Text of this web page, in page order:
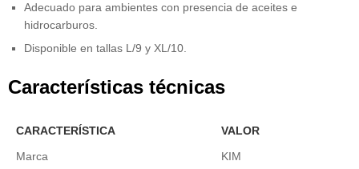
Adecuado para ambientes con presencia de aceites e
hidrocarburos.
Disponible en tallas L/9 y XL/10.
Características técnicas
CARACTERÍSTICA
VALOR
Marca
KIM